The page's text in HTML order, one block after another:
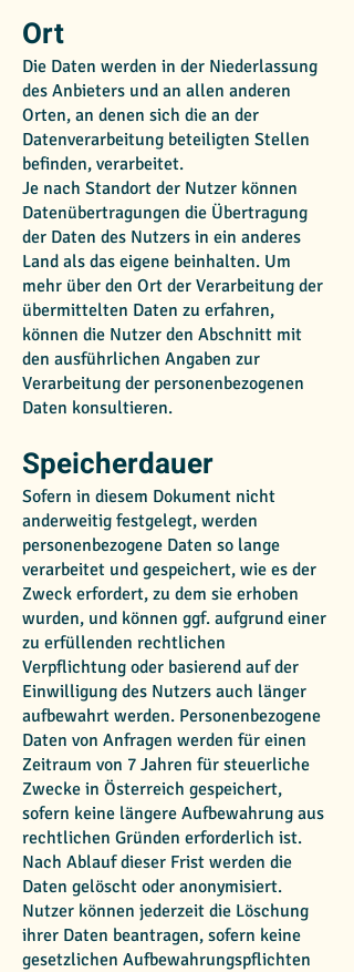
Ort
Die Daten werden in der Niederlassung
des Anbieters und an allen anderen
Orten, an denen sich die an der
Datenverarbeitung beteiligten Stellen
befinden, verarbeitet.
Je nach Standort der Nutzer können
Datenübertragungen die Übertragung
der Daten des Nutzers in ein anderes
Land als das eigene beinhalten. Um
mehr über den Ort der Verarbeitung der
übermittelten Daten zu erfahren,
können die Nutzer den Abschnitt mit
den ausführlichen Angaben zur
Verarbeitung der personenbezogenen
Daten konsultieren.
Speicherdauer
Sofern in diesem Dokument nicht
anderweitig festgelegt, werden
personenbezogene Daten so lange
verarbeitet und gespeichert, wie es der
Zweck erfordert, zu dem sie erhoben
wurden, und können ggf. aufgrund einer
zu erfüllenden rechtlichen
Verpflichtung oder basierend auf der
Einwilligung des Nutzers auch länger
aufbewahrt werden. Personenbezogene
Daten von Anfragen werden für einen
Zeitraum von 7 Jahren für steuerliche
Zwecke in Österreich gespeichert,
sofern keine längere Aufbewahrung aus
rechtlichen Gründen erforderlich ist.
Nach Ablauf dieser Frist werden die
Daten gelöscht oder anonymisiert.
Nutzer können jederzeit die Löschung
ihrer Daten beantragen, sofern keine
gesetzlichen Aufbewahrungspflichten